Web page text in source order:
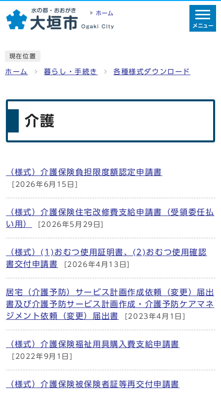
ホーム
メニュー
現在位置
ホーム 暮らし・手続き 各種様式ダウンロード
介護
メインメニュー
（様式）介護保険負担限度額認定申請書
[2026年6月15日]
（様式）介護保険住宅改修費支給申請書（受領委任払
い用）
[2026年5月29日]
（様式）(1)おむつ使用証明書、(2)おむつ使用確認
書交付申請書
[2026年4月13日]
居宅（介護予防）サービス計画作成依頼（変更）届出
書及び介護予防サービス計画作成・介護予防ケアマネ
ジメント依頼（変更）届出書
[2023年4月1日]
（様式）介護保険福祉用具購入費支給申請書
[2022年9月1日]
（様式）介護保険被保険者証等再交付申請書